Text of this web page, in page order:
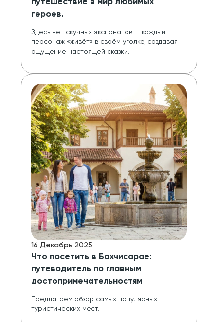
путешествие в мир любимых
героев.
Здесь нет скучных экспонатов — каждый
персонаж «живёт» в своём уголке, создавая
ощущение настоящей сказки.
16 Декабрь 2025
Что посетить в Бахчисарае:
путеводитель по главным
достопримечательностям
Предлагаем обзор самых популярных
туристических мест.